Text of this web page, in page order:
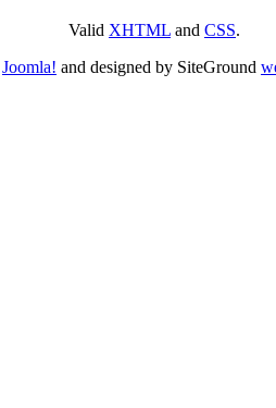
Valid XHTML and CSS.
Joomla! and designed by SiteGround